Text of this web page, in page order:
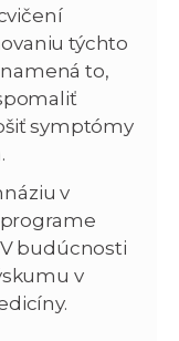
týchto
to,
symptómy
v
budúcnosti
v